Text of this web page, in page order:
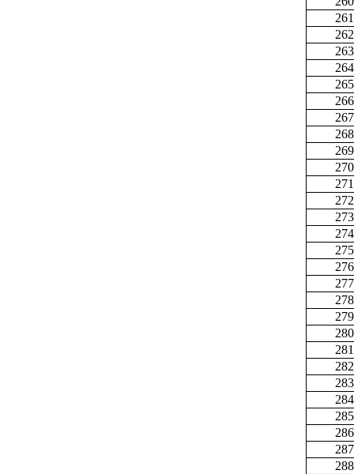
261
262
263
264
265
266
267
268
269
270
271
272
273
274
275
276
277
278
279
280
281
282
283
284
285
286
287
288